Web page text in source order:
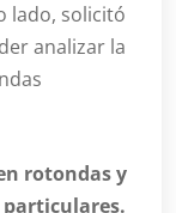
lado, solicitó
analizar la
rotondas y